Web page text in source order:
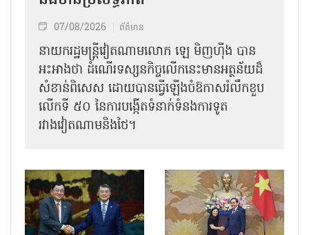
07/08/2026 ព័ត៌មាន
នាយករដ្ឋមន្ត្រីវៀតណាមលោក ឡេ មិញហ៊ឹង បាន
អះអាងថា ដំណើរទស្សនកិច្ចលើកនេះមានអត្ថន័យដ៏
សំខាន់ពិសេស ដោយបានធ្វើឡើងចំឱកាសរំលឹកខួប
លើកទី ៥០ នៃការបង្កើតទំនាក់ទំនងការទូត
រវាងវៀតណាមនិងថៃ។